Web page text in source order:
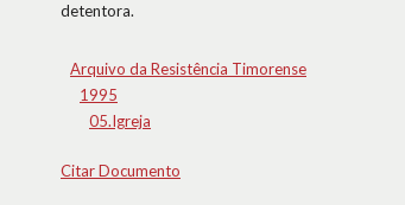
detentora.
Arquivo da Resistência Timorense
1995
05.Igreja
Citar Documento